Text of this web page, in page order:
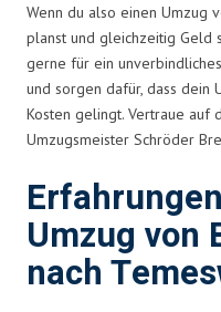
Wenn du also einen Umzug
planst und gleichzeitig Geld
gerne für ein
und sorgen dafür, dass dein
Kosten gelingt. Vertraue auf
Umzugsmeister Schröder
Umzug von
nach